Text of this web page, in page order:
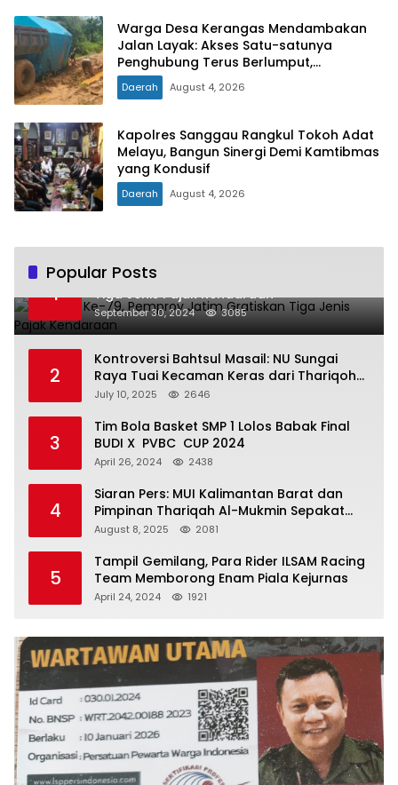
Warga Desa Kerangas Mendambakan
Jalan Layak: Akses Satu-satunya
Penghubung Terus Berlumput,
Menghambat Ekonomi dan Pelayanan
Kesehatan
Daerah August 4, 2026
Kapolres Sanggau Rangkul Tokoh Adat
Melayu, Bangun Sinergi Demi Kamtibmas
yang Kondusif
Daerah August 4, 2026
Popular Posts
1
Hari Jadi Ke-79, Pemprov Jatim Gratiskan
Tiga Jenis Pajak Kendaraan
September 30, 2024 3085
2
Kontroversi Bahtsul Masail: NU Sungai
Raya Tuai Kecaman Keras dari Thariqoh
Al Mu’min
July 10, 2025 2646
3
Tim Bola Basket SMP 1 Lolos Babak Final
BUDI X PVBC CUP 2024
April 26, 2024 2438
4
Siaran Pers: MUI Kalimantan Barat dan
Pimpinan Thariqah Al-Mukmin Sepakat
Jaga Umat
August 8, 2025 2081
5
Tampil Gemilang, Para Rider ILSAM Racing
Team Memborong Enam Piala Kejurnas
April 24, 2024 1921